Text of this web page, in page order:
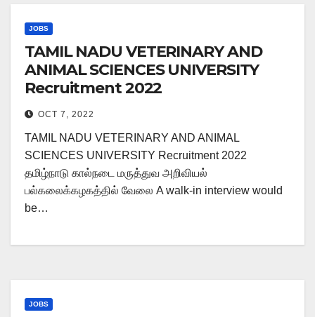
JOBS
TAMIL NADU VETERINARY AND
ANIMAL SCIENCES UNIVERSITY
Recruitment 2022
OCT 7, 2022
TAMIL NADU VETERINARY AND ANIMAL
SCIENCES UNIVERSITY Recruitment 2022
தமிழ்நாடு கால்நடை மருத்துவ அறிவியல்
பல்கலைக்கழகத்தில் வேலை A walk-in interview would
be…
JOBS